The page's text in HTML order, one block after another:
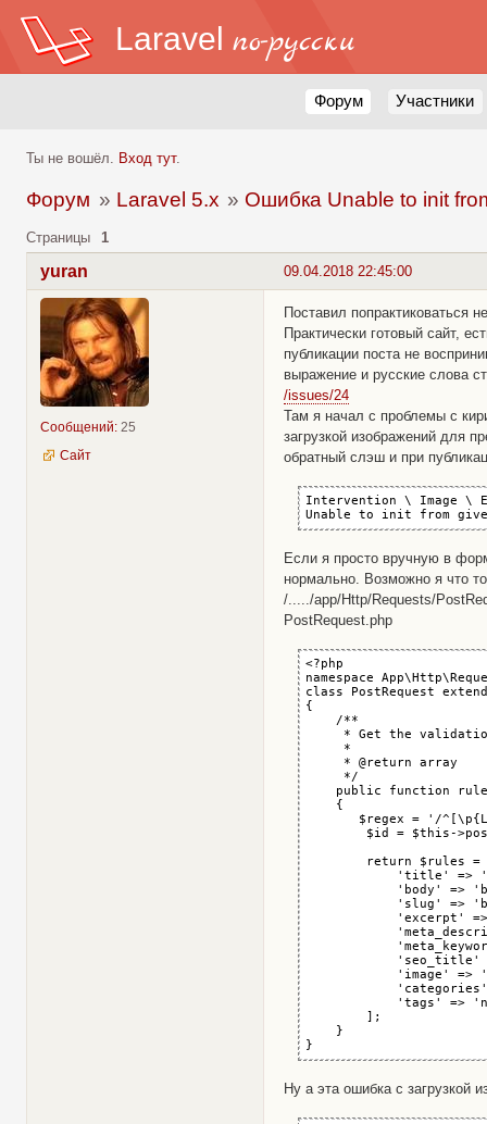
Laravel по-русски
Форум Участники
Ты не вошёл. Вход тут.
Форум » Laravel 5.x » Ошибка Unable to init
Страницы 1
09.04.2018 22:45:00
yuran
Сообщений: 25
Сайт
Поставил попрактиковаться
Практически готовый сайт,
публикации поста не
выражение и русские слова
/issues/24
Там я начал с проблемы с
загрузкой изображений для
обратный слэш и при
Intervention \ Image \
Unable to init from
Если я просто вручную в
нормально. Возможно я что
/...../app/Http/Requests/
PostRequest.php
<?php
namespace
class PostRequest
{
    /**
* Get the
     *
     * @return array
     */
public function
$regex = '/
$id = $this-
return $rules =
'title' =>
'body' =>
'slug' =>
'excerpt'
'seo_title'
'image' =>
'tags' =>
        ];
    }
}
Ну а эта ошибка с загрузкой